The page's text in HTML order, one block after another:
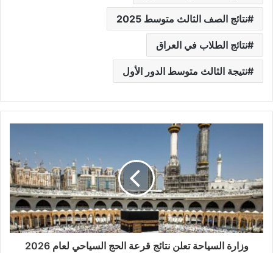
نتائج الصف الثالث متوسط 2025
نتائج الطلاب في العراق
نتيجة الثالث متوسط الدور الأول
وزارة السياحة تعلن نتائج قرعة الحج السياحي لعام 2026